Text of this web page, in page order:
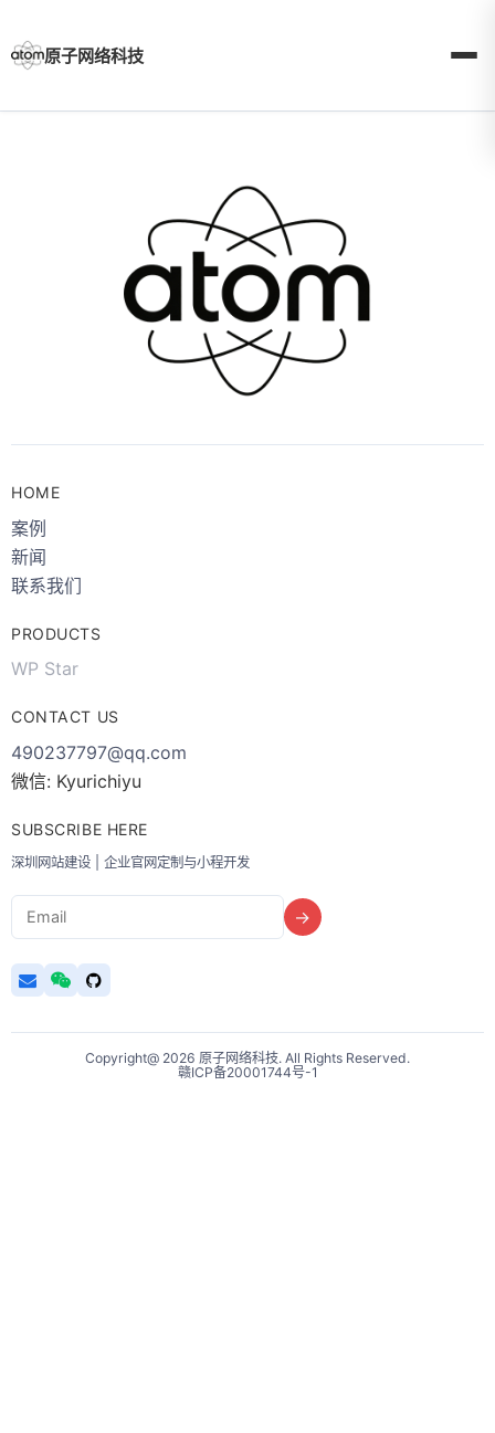
content原子网络科技
HOME
案例
新闻
联系我们
PRODUCTS
WP Star
CONTACT US
490237797@qq.com
微信: Kyurichiyu
SUBSCRIBE HERE
深圳网站建设 | 企业官网定制与小程开发
Email
→
Copyright@ 2026 原子网络科技. All Rights Reserved.
赣ICP备20001744号-1